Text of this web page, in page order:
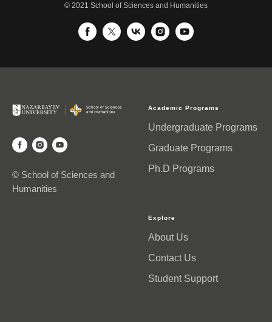
© 2021 School of Sciences and Humanities
© School of Sciences and
Humanities
Academic Programs
Undergraduate Programs
Graduate Programs
Ph.D Programs
Explore
About Us
Contact Us
Student Support